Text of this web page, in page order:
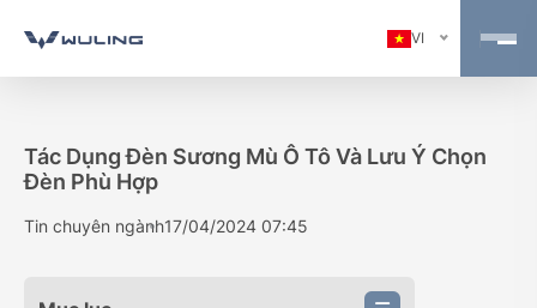
VI
Tác Dụng Đèn Sương Mù Ô Tô Và Lưu Ý Chọn
Đèn Phù Hợp
Tin chuyên ngành17/04/2024 07:45